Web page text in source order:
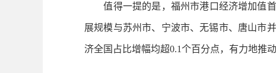
值得一提的是，福州市港口经济增加值首
展规模与苏州市、宁波市、无锡市、唐山市
济全国占比增幅均超0.1个百分点，有力地推